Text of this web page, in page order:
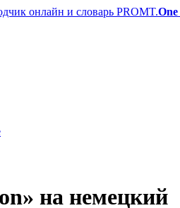
PROMT.One
на немецкий